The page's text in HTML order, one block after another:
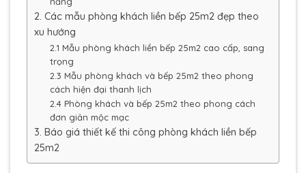
2. Các mẫu phòng khách liền bếp 25m2 đẹp theo
xu hướng
2.1 Mẫu phòng khách liền bếp 25m2 cao cấp, sang
trọng
2.3 Mẫu phòng khách và bếp 25m2 theo phong
cách hiện đại thanh lịch
2.4 Phòng khách và bếp 25m2 theo phong cách
đơn giản mộc mạc
3. Báo giá thiết kế thi công phòng khách liền bếp
25m2